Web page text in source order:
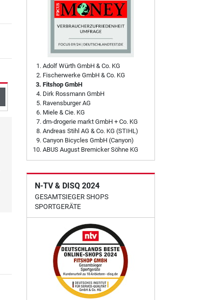
Adolf Würth GmbH & Co. KG
Fischerwerke GmbH & Co. KG
Fitshop GmbH
Dirk Rossmann GmbH
Ravensburger AG
Miele & Cie. KG
dm-drogerie markt GmbH + Co. KG
Andreas Stihl AG & Co. KG (STIHL)
Canyon Bicycles GmbH (Canyon)
ABUS August Bremicker Söhne KG
N-TV & DISQ 2024
GESAMTSIEGER SHOPS
SPORTGERÄTE